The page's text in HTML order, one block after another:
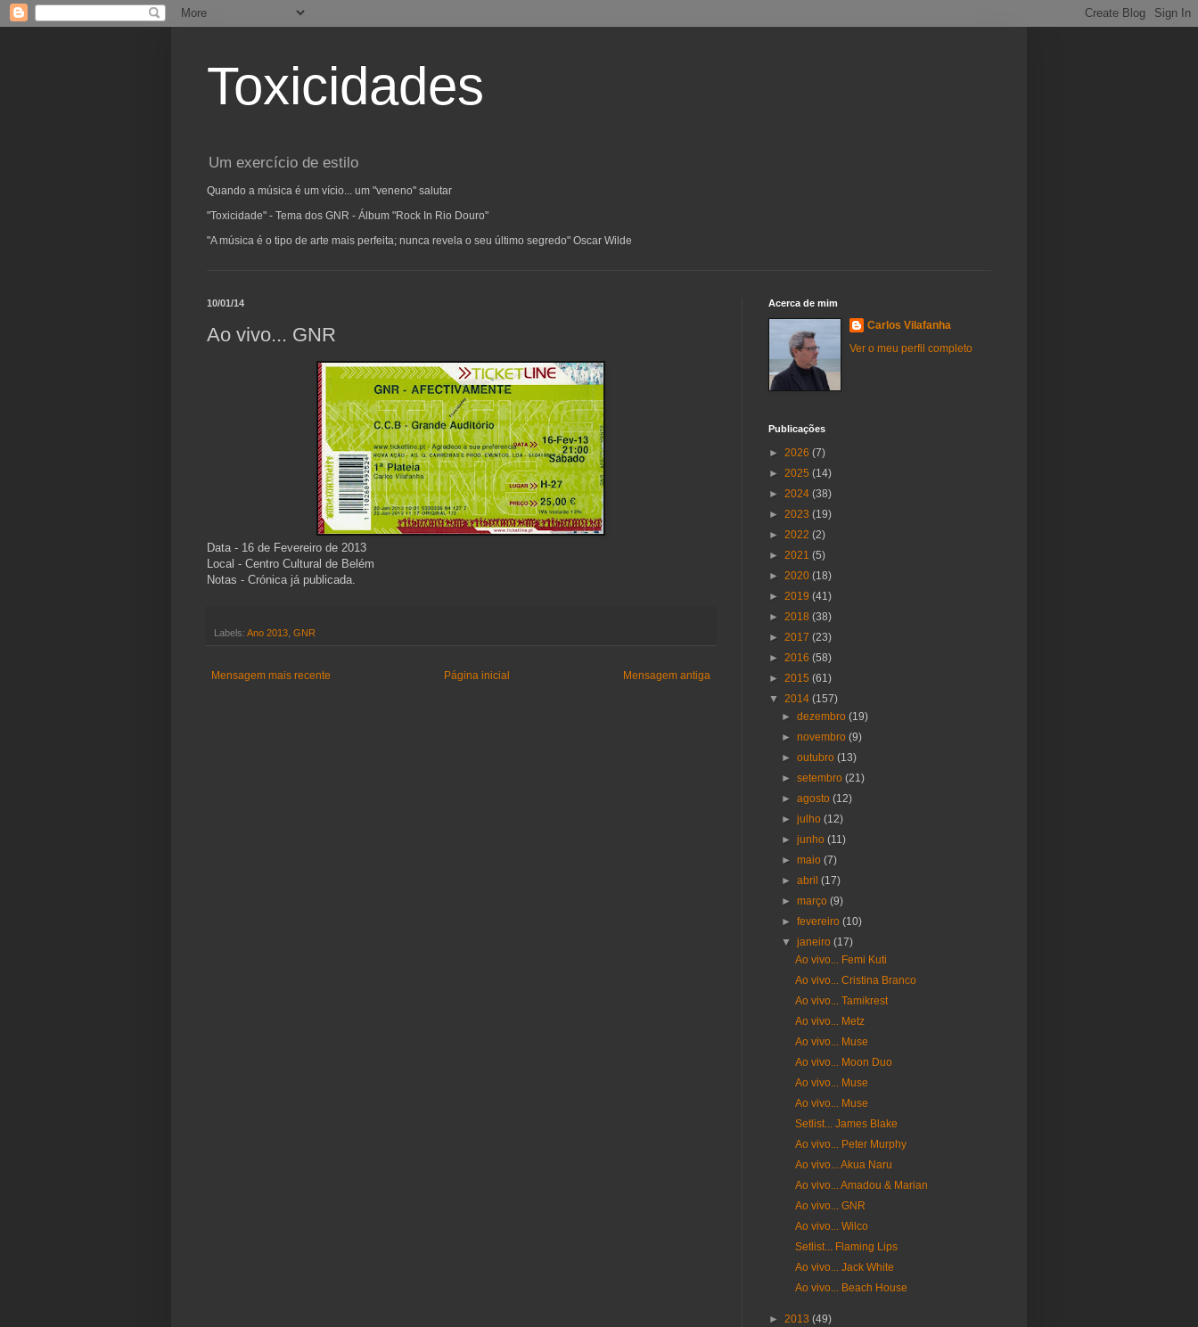
Toxicidades
Um exercício de estilo
Quando a música é um vício... um "veneno" salutar
"Toxicidade" - Tema dos GNR - Álbum "Rock In Rio Douro"
"A música é o tipo de arte mais perfeita; nunca revela o seu último segredo" Oscar Wilde
10/01/14
Ao vivo... GNR
Data - 16 de Fevereiro de 2013
Local - Centro Cultural de Belém
Notas - Crónica já publicada.
Labels: Ano 2013 GNR
Mensagem mais recente Mensagem antiga
Página inicial
Acerca de mim
Carlos Vilafanha
Ver o meu perfil completo
Publicações
► 2026 (7)
► 2025 (14)
► 2024 (38)
► 2023 (19)
► 2022 (2)
► 2021 (5)
► 2020 (18)
► 2019 (41)
► 2018 (38)
► 2017 (23)
► 2016 (58)
► 2015 (61)
▼ 2014 (157)
►dezembro(19)
►novembro(9)
►outubro(13)
►setembro(21)
►agosto(12)
►julho(12)
►junho(11)
►maio(7)
►abril(17)
►março(9)
►fevereiro(10)
▼janeiro(17)
Ao vivo... Femi Kuti
Ao vivo... Cristina Branco
Ao vivo... Tamikrest
Ao vivo... Metz
Ao vivo... Muse
Ao vivo... Moon Duo
Ao vivo... Muse
Ao vivo... Muse
Setlist... James Blake
Ao vivo... Peter Murphy
Ao vivo... Akua Naru
Ao vivo... Amadou & Marian
Ao vivo... GNR
Ao vivo... Wilco
Setlist... Flaming Lips
Ao vivo... Jack White
Ao vivo... Beach House
► 2013 (49)